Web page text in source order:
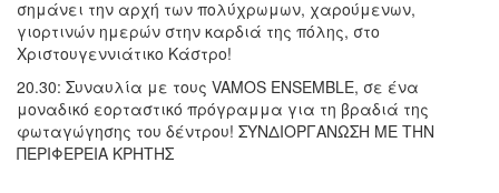
σημάνει την αρχή των πολύχρωμων, χαρούμενων,
γιορτινών ημερών στην καρδιά της πόλης, στο
Χριστουγεννιάτικο Κάστρο!
20.30: Συναυλία με τους VAMOS ENSEMBLE, σε ένα
μοναδικό εορταστικό πρόγραμμα για τη βραδιά της
φωταγώγησης του δέντρου! ΣΥΝΔΙΟΡΓΑΝΩΣΗ ΜΕ ΤΗΝ
ΠΕΡΙΦΕΡΕΙΑ ΚΡΗΤΗΣ